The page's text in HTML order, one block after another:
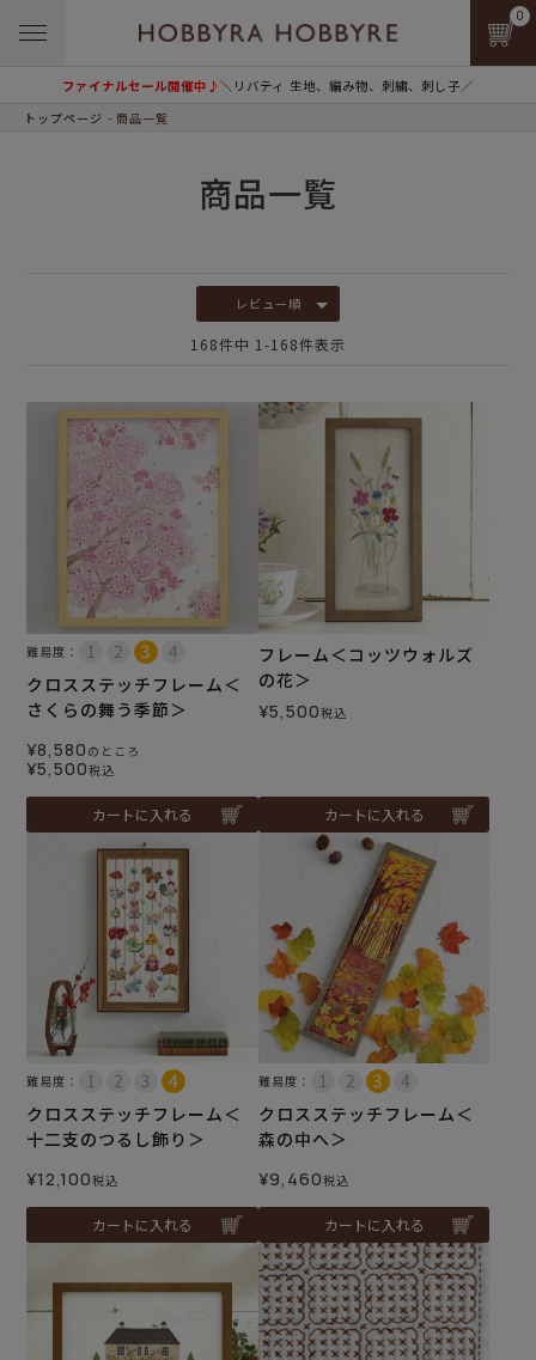
ファイナルセール開催中♪＼リバティ 生地、編み物、刺繍、刺し子／
0
トップページ 商品一覧
商品一覧
レビュー順
168件中 1 -168件表示
難易度：
クロスステッチフレーム＜
さくらの舞う季節＞
¥8,580 のところ
¥5,500税込
カートに入れる
フレーム＜コッツウォルズ
の花＞
¥5,500税込
カートに入れる
難易度：
クロスステッチフレーム＜
十二支のつるし飾り＞
¥12,100税込
カートに入れる
難易度：
クロスステッチフレーム＜
森の中へ＞
¥9,460税込
カートに入れる